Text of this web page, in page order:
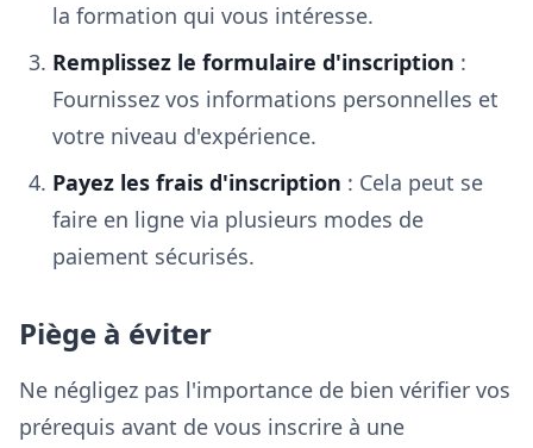
la formation qui vous intéresse.
Remplissez le formulaire d'inscription :
Fournissez vos informations personnelles et
votre niveau d'expérience.
Payez les frais d'inscription : Cela peut se
faire en ligne via plusieurs modes de
paiement sécurisés.
Piège à éviter
Ne négligez pas l'importance de bien vérifier vos
prérequis avant de vous inscrire à une